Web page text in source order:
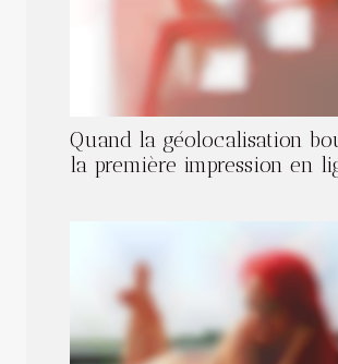
Quand la géolocalisation
la première impression en